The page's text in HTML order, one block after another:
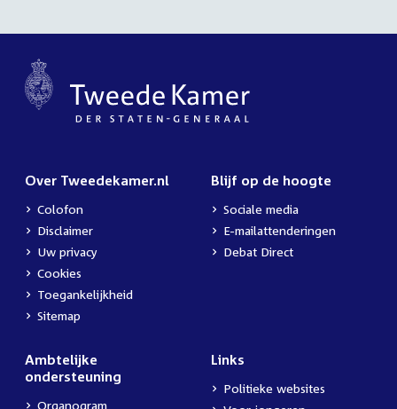
Over Tweedekamer.nl
Colofon
Disclaimer
Uw privacy
Cookies
Toegankelijkheid
Sitemap
Blijf op de hoogte
Sociale media
E-mailattenderingen
Debat Direct
Ambtelijke
ondersteuning
Organogram
Links
Politieke websites